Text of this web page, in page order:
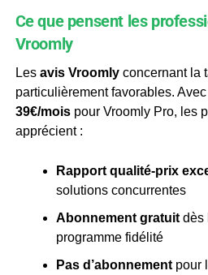
Ce que pensent les
Vroomly
Les avis Vroomlyconcernant la
particulièrement favorables.
39€/moispour Vroomly Pro, les
apprécient :
Rapport qualité-prix
solutions concurrentes
Abonnement gratuitdès
programme fidélité
Pas d’abonnementpour